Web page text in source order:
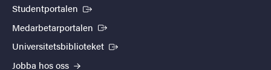
Studentportalen (Extern länk)
Medarbetarportalen (Extern länk)
Universitetsbiblioteket (Extern länk)
Jobba hos oss